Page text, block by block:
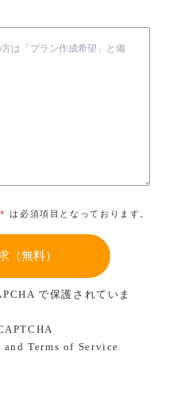
* は必須項目となっております。
で保護されていま
andTerms of Service